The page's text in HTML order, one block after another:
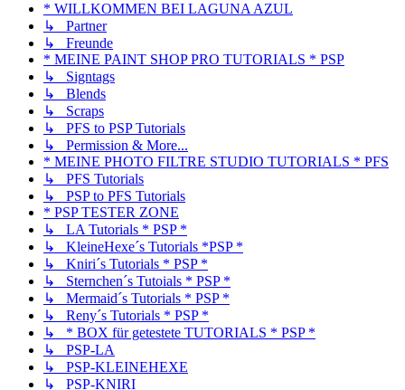
* WILLKOMMEN BEI LAGUNA AZUL
↳ Partner
↳ Freunde
* MEINE PAINT SHOP PRO TUTORIALS * PSP
↳ Signtags
↳ Blends
↳ Scraps
↳ PFS to PSP Tutorials
↳ Permission & More...
* MEINE PHOTO FILTRE STUDIO TUTORIALS * PFS
↳ PFS Tutorials
↳ PSP to PFS Tutorials
* PSP TESTER ZONE
↳ LA Tutorials * PSP *
↳ KleineHexe´s Tutorials *PSP *
↳ Kniri´s Tutorials * PSP *
↳ Sternchen´s Tutoials * PSP *
↳ Mermaid´s Tutorials * PSP *
↳ Reny´s Tutorials * PSP *
↳ * BOX für getestete TUTORIALS * PSP *
↳ PSP-LA
↳ PSP-KLEINEHEXE
↳ PSP-KNIRI